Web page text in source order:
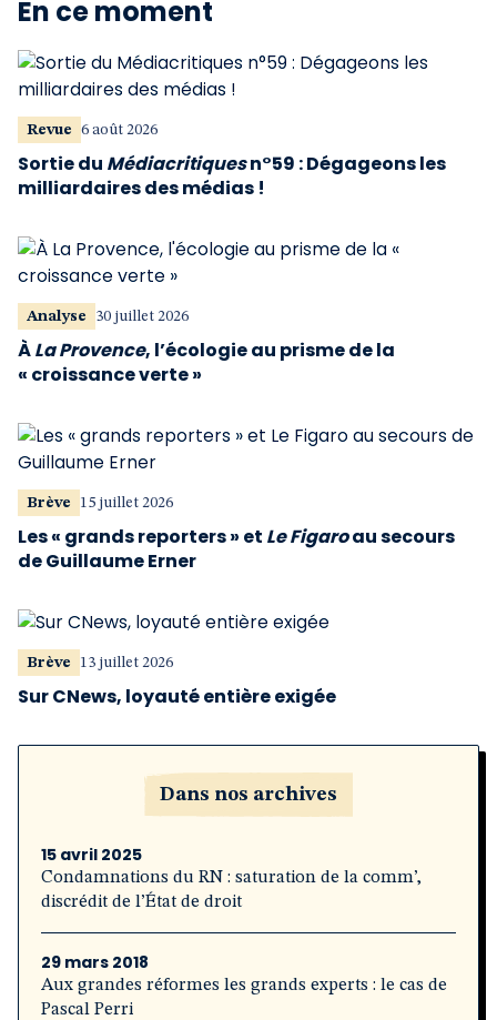
En ce moment
Revue 6 août 2026
Sortie du Médiacritiquesn°59 : Dégageons les
milliardaires des médias !
Analyse 30 juillet 2026
ÀLa Provence, l’écologie au prisme de la
« croissance verte »
Brève 15 juillet 2026
Les « grands reporters » et Le Figaroau secours
de Guillaume Erner
Brève 13 juillet 2026
Sur CNews, loyauté entière exigée
Dans nos archives
15 avril 2025
Condamnations du RN : saturation de la comm’,
discrédit de l’État de droit
29 mars 2018
Aux grandes réformes les grands experts : le cas de
Pascal Perri